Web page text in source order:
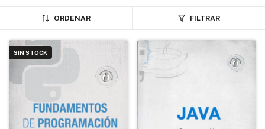
ORDENAR FILTRAR
SIN STOCK